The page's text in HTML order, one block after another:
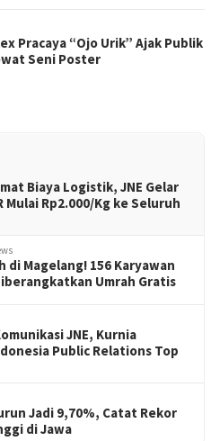
Pracaya “Ojo Urik” Ajak Publik
Seni Poster
Biaya Logistik, JNE Gelar
Mulai Rp2.000/Kg ke Seluruh
di Magelang! 156 Karyawan
Umrah Gratis
JNE, Kurnia
Public Relations Top
Jadi 9,70%, Catat Rekor
di Jawa